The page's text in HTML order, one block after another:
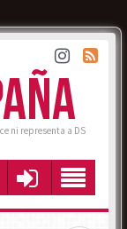
ni representa a DS